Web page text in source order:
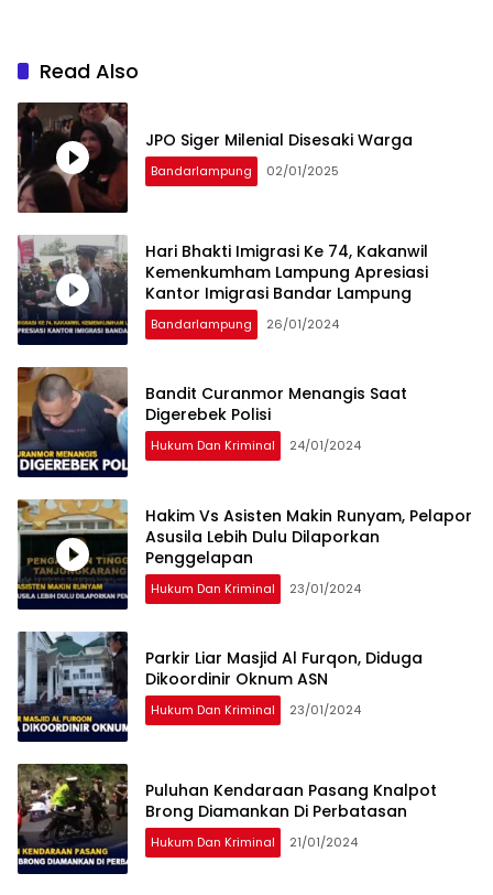
Read Also
JPO Siger Milenial Disesaki Warga
Bandarlampung 02/01/2025
Hari Bhakti Imigrasi Ke 74, Kakanwil
Kemenkumham Lampung Apresiasi
Kantor Imigrasi Bandar Lampung
Bandarlampung 26/01/2024
Bandit Curanmor Menangis Saat
Digerebek Polisi
Hukum Dan Kriminal 24/01/2024
Hakim Vs Asisten Makin Runyam, Pelapor
Asusila Lebih Dulu Dilaporkan
Penggelapan
Hukum Dan Kriminal 23/01/2024
Parkir Liar Masjid Al Furqon, Diduga
Dikoordinir Oknum ASN
Hukum Dan Kriminal 23/01/2024
Puluhan Kendaraan Pasang Knalpot
Brong Diamankan Di Perbatasan
Hukum Dan Kriminal 21/01/2024